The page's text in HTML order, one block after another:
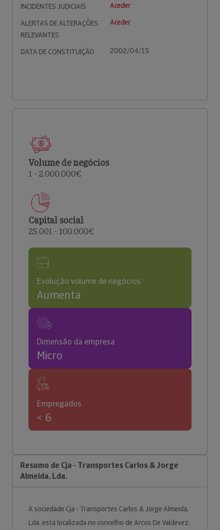
INCIDENTES JUDICIAIS
Aceder
ALERTAS DE ALTERAÇÕES
RELEVANTES
Aceder
DATA DE CONSTITUIÇÃO 2002/04/15
Volume de negócios
1 - 2.000.000€
Capital social
25.001 - 100.000€
Evolução volume de negócios
Aumenta
Dimensão da empresa
Micro
Empregados
< 6
Resumo de Cja - Transportes Carlos & Jorge
Almeida, Lda.
A sociedade Cja - Transportes Carlos & Jorge Almeida,
Lda. está localizada no concelho de Arcos De Valdevez,